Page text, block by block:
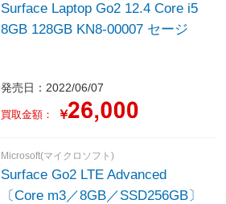
Surface Laptop Go2 12.4 Core i5
8GB 128GB KN8-00007 セージ
発売日：2022/06/07
買取金額： ￥
Microsoft(マイクロソフト)
Surface Go2 LTE Advanced
〔Core m3／8GB／SSD256GB〕